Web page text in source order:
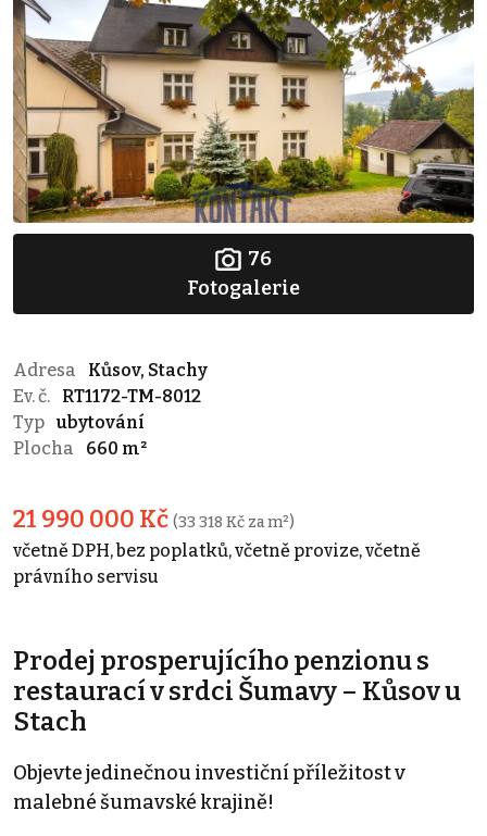
76
Fotogalerie
Adresa
Kůsov, Stachy
Ev. č.
RT1172-TM-8012
Typ ubytování
Plocha
660 m²
21 990 000 Kč (33 318 Kč za m²)
včetně DPH, bez poplatků, včetně provize, včetně
právního servisu
Prodej prosperujícího penzionu s
restaurací v srdci Šumavy – Kůsov u
Stach
Objevte jedinečnou investiční příležitost v
malebné šumavské krajině!